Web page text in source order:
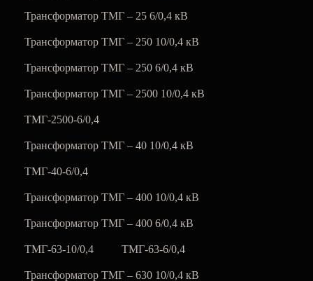
Трансформатор ТМГ – 25 6/0,4 кВ
Трансформатор ТМГ – 250 10/0,4 кВ
Трансформатор ТМГ – 250 6/0,4 кВ
Трансформатор ТМГ – 2500 10/0,4 кВ
ТМГ-2500-6/0,4
Трансформатор ТМГ – 40 10/0,4 кВ
ТМГ-40-6/0,4
Трансформатор ТМГ – 400 10/0,4 кВ
Трансформатор ТМГ – 400 6/0,4 кВ
ТМГ-63-10/0,4 ТМГ-63-6/0,4
Трансформатор ТМГ – 630 10/0,4 кВ